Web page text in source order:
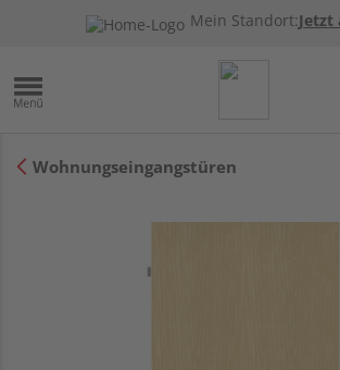
Mein Standort:Jetzt
Wohnungseingangstüren